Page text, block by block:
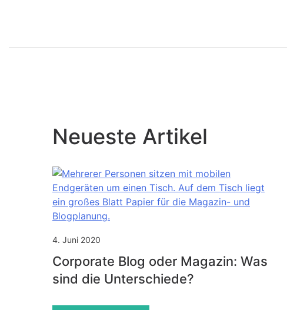
Neueste Artikel
4. Juni 2020
Corporate Blog oder Magazin: Was
sind die Unterschiede?